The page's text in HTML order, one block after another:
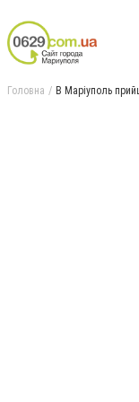
Головна В Маріуполь